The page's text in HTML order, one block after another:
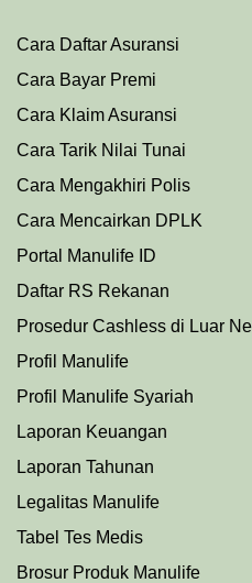
Cara Daftar Asuransi
Cara Bayar Premi
Cara Klaim Asuransi
Cara Tarik Nilai Tunai
Cara Mengakhiri Polis
Cara Mencairkan DPLK
Portal Manulife ID
Daftar RS Rekanan
Prosedur Cashless di Luar
Profil Manulife
Profil Manulife Syariah
Laporan Keuangan
Laporan Tahunan
Legalitas Manulife
Tabel Tes Medis
Brosur Produk Manulife